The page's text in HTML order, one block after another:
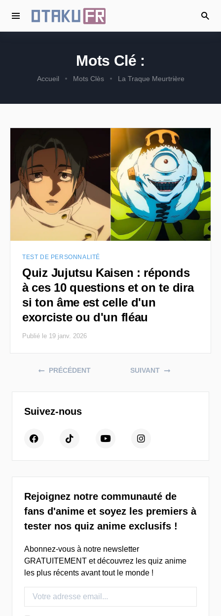
Mots Clé :
Accueil Mots Clès La Traque Meurtrière
TEST DE PERSONNALITÉ
Quiz Jujutsu Kaisen : réponds
à ces 10 questions et on te dira
si ton âme est celle d'un
exorciste ou d'un fléau
Publié le 19 janv. 2026
Posts navigation
PRÉCÉDENT SUIVANT
Suivez-nous
Rejoignez notre communauté de
fans d'anime et soyez les premiers à
tester nos quiz anime exclusifs !
Abonnez-vous à notre newsletter
GRATUITEMENT et découvrez les quiz anime
les plus récents avant tout le monde !